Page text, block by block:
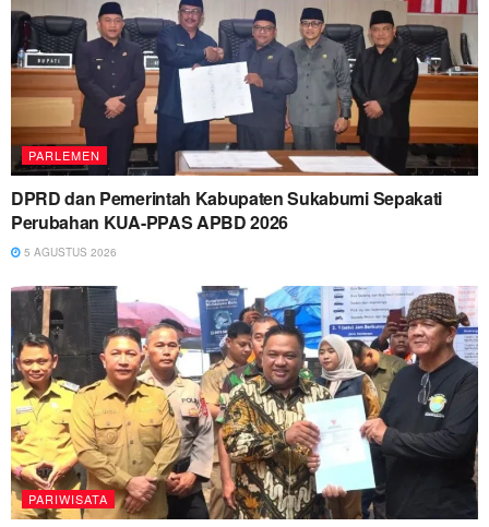
PARLEMEN
DPRD dan Pemerintah Kabupaten Sukabumi Sepakati
Perubahan KUA-PPAS APBD 2026
5 AGUSTUS 2026
PARIWISATA